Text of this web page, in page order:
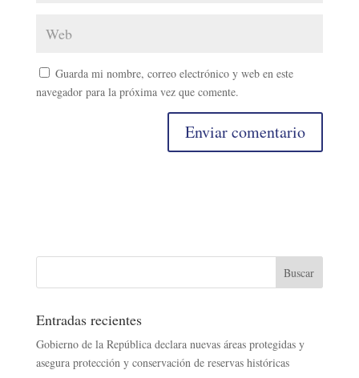
Guarda mi nombre, correo electrónico y web en este
navegador para la próxima vez que comente.
Entradas recientes
Gobierno de la República declara nuevas áreas protegidas y
asegura protección y conservación de reservas históricas